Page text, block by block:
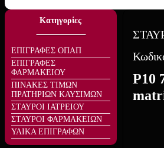
Κατηγορίες
ΕΠΙΓΡΑΦΕΣ ΟΠΑΠ
ΕΠΙΓΡΑΦΕΣ
ΦΑΡΜΑΚΕΙΟΥ
ΠΙΝΑΚΕΣ ΤΙΜΩΝ
ΠΡΑΤΗΡΙΩΝ ΚΑΥΣΙΜΩΝ
ΣΤΑΥΡΟΙ ΙΑΤΡΕΙΟΥ
ΣΤΑΥΡΟΙ ΦΑΡΜΑΚΕΙΩΝ
ΥΛΙΚΑ ΕΠΙΓΡΑΦΩΝ
P10